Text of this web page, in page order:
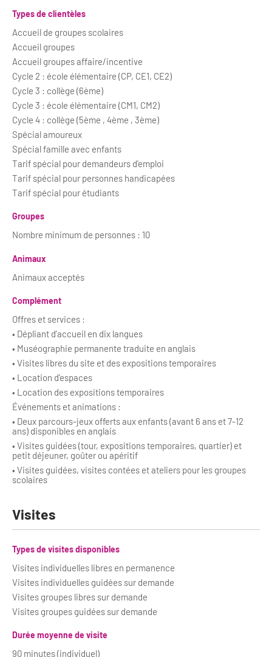
Types de clientèles
Accueil de groupes scolaires
Accueil groupes
Accueil groupes affaire/incentive
Cycle 2 : école élémentaire (CP, CE1, CE2)
Cycle 3 : collège (6ème)
Cycle 3 : école élémentaire (CM1, CM2)
Cycle 4 : collège (5ème , 4ème , 3ème)
Spécial amoureux
Spécial famille avec enfants
Tarif spécial pour demandeurs d'emploi
Tarif spécial pour personnes handicapées
Tarif spécial pour étudiants
Groupes
Nombre minimum de personnes : 10
Animaux
Animaux acceptés
Complément
Offres et services :
• Dépliant d’accueil en dix langues
• Muséographie permanente traduite en anglais
• Visites libres du site et des expositions temporaires
• Location d’espaces
• Location des expositions temporaires
Événements et animations :
• Deux parcours-jeux offerts aux enfants (avant 6 ans et 7-12
ans) disponibles en anglais
• Visites guidées (tour, expositions temporaires, quartier) et
petit déjeuner, goûter ou apéritif
• Visites guidées, visites contées et ateliers pour les groupes
scolaires
Visites
Types de visites disponibles
Visites individuelles libres en permanence
Visites individuelles guidées sur demande
Visites groupes libres sur demande
Visites groupes guidées sur demande
Durée moyenne de visite
90 minutes (individuel)